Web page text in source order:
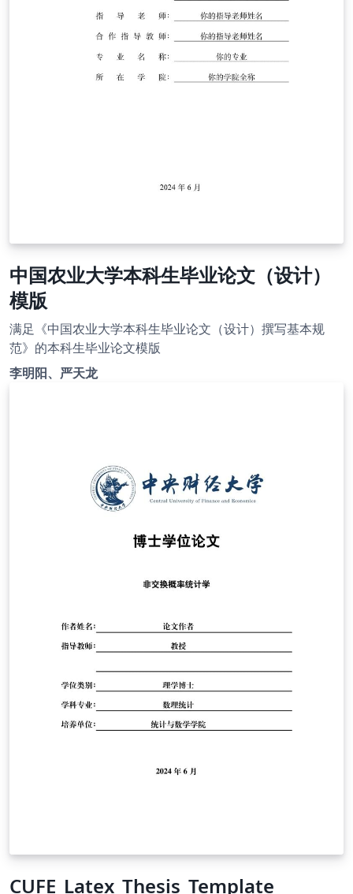
中国农业大学本科生毕业论文（设计）
模版
满足《中国农业大学本科生毕业论文（设计）撰写基本规
范》的本科生毕业论文模版
李明阳、严天龙
CUFE_Latex_Thesis_Template